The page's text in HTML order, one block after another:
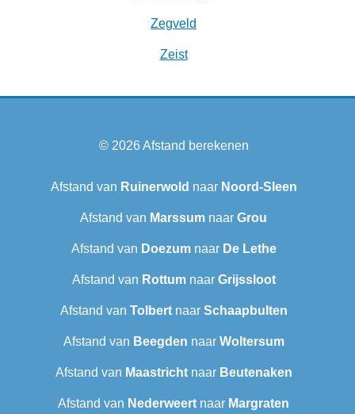
Zegveld
Zeist
© 2026Afstand berekenen
Afstand van Ruinerwold naar Noord-Sleen
Afstand van Marssum naar Grou
Afstand van Doezumnaar De Lethe
Afstand van Rottumnaar Grijssloot
Afstand van Tolbertnaar Schaapbulten
Afstand van Beegden naar Woltersum
Afstand van Maastrichtnaar Beutenaken
Afstand van Nederweert naar Margraten